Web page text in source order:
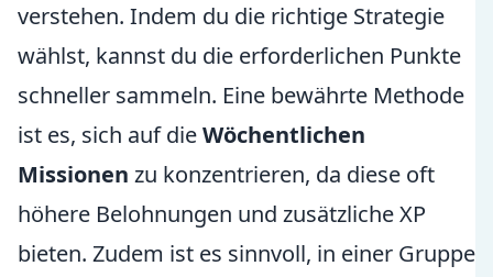
verstehen. Indem du die richtige Strategie
wählst, kannst du die erforderlichen Punkte
schneller sammeln. Eine bewährte Methode
ist es, sich auf dieWöchentlichen
Missionen zu konzentrieren, da diese oft
höhere Belohnungen und zusätzliche XP
bieten. Zudem ist es sinnvoll, in einer Gruppe